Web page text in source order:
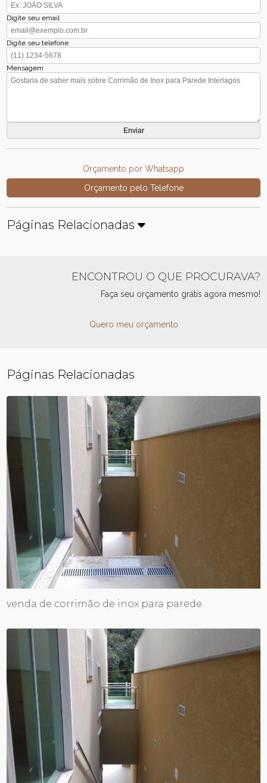
Digite seu email
Digite seu telefone
Mensagem
Orçamento por Whatsapp
Orçamento pelo Telefone
Páginas Relacionadas
ENCONTROU O QUE PROCURAVA?
Faça seu orçamento grátis agora mesmo!
Quero meu orçamento
Páginas Relacionadas
venda de corrimão de inox para parede